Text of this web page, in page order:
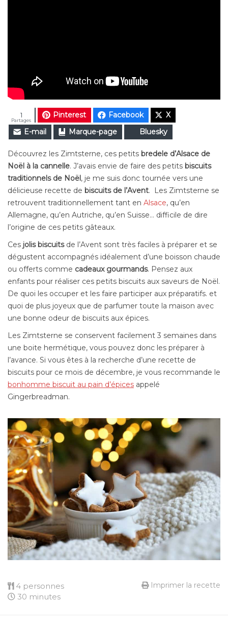
Pinterest Facebook
X
E-mail
Marque-page Bluesky
Partages
1
Découvrez les Zimtsterne, ces petits bredele d’Alsace de
Noël à la cannelle. J’avais envie de faire des petits biscuits
traditionnels de Noël, je me suis donc tournée vers une
délicieuse recette de biscuits de l’Avent. Les Zimtsterne se
retrouvent traditionnellement tant en Alsace, qu’en
Allemagne, qu’en Autriche, qu’en Suisse… difficile de dire
l’origine de ces petits gâteaux.
Ces jolis biscuitsde l’Avent sont très faciles à préparer et se
dégustent accompagnés idéalement d’une boisson chaude
ou offerts comme cadeaux gourmands. Pensez aux
enfants pour réaliser ces petits biscuits aux saveurs de Noël.
De quoi les occuper et les faire participer aux préparatifs. et
quoi de plus joyeux que de parfumer toute la maison avec
une bonne odeur de biscuits aux épices.
Les Zimtsterne se conservent facilement 3 semaines dans
une boite hermétique, vous pouvez donc les préparer à
l’avance. Si vous êtes à la recherche d’une recette de
biscuits pour ce mois de décembre, je vous recommande le
bonhomme biscuit au pain d’épices appelé
Gingerbreadman.
4 personnes
30 minutes
Imprimer la recette